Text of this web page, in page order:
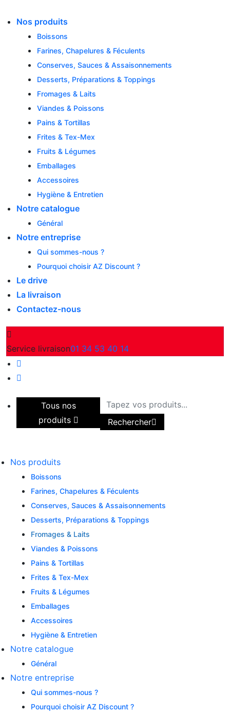
content
Nos produits
Boissons
Farines, Chapelures & Féculents
Conserves, Sauces & Assaisonnements
Desserts, Préparations & Toppings
Fromages & Laits
Viandes & Poissons
Pains & Tortillas
Frites & Tex-Mex
Fruits & Légumes
Emballages
Accessoires
Hygiène & Entretien
Notre catalogue
Général
Notre entreprise
Qui sommes-nous ?
Pourquoi choisir AZ Discount ?
Le drive
La livraison
Contactez-nous
Service livraison01 34 53 40 14
Tous nos
produits
Rechercher
Nos produits
Boissons
Farines, Chapelures & Féculents
Conserves, Sauces & Assaisonnements
Desserts, Préparations & Toppings
Fromages & Laits
Viandes & Poissons
Pains & Tortillas
Frites & Tex-Mex
Fruits & Légumes
Emballages
Accessoires
Hygiène & Entretien
Notre catalogue
Général
Notre entreprise
Qui sommes-nous ?
Pourquoi choisir AZ Discount ?